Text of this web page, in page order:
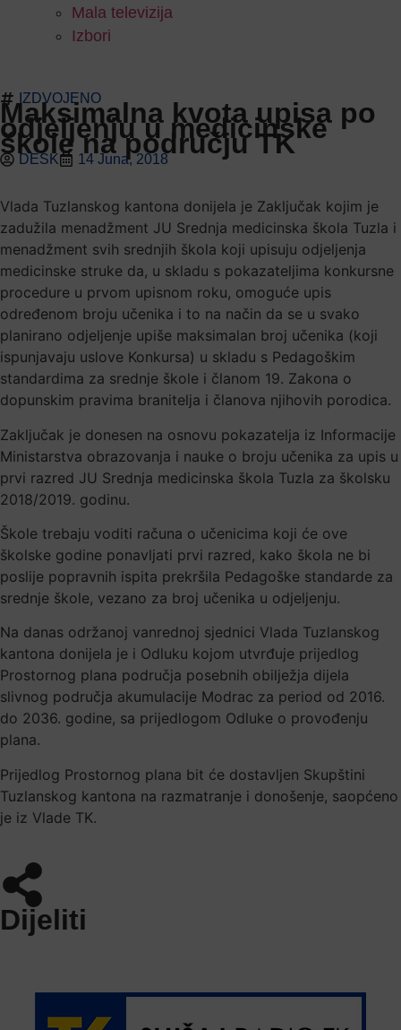
Mala televizija
Izbori
IZDVOJENO
Maksimalna kvota upisa po
odjeljenju u medicinske
škole na području TK
DESK 14 Juna, 2018
Vlada Tuzlanskog kantona donijela je Zaključak kojim je
zadužila menadžment JU Srednja medicinska škola Tuzla i
menadžment svih srednjih škola koji upisuju odjeljenja
medicinske struke da, u skladu s pokazateljima konkursne
procedure u prvom upisnom roku, omoguće upis
određenom broju učenika i to na način da se u svako
planirano odjeljenje upiše maksimalan broj učenika (koji
ispunjavaju uslove Konkursa) u skladu s Pedagoškim
standardima za srednje škole i članom 19. Zakona o
dopunskim pravima branitelja i članova njihovih porodica.
Zaključak je donesen na osnovu pokazatelja iz Informacije
Ministarstva obrazovanja i nauke o broju učenika za upis u
prvi razred JU Srednja medicinska škola Tuzla za školsku
2018/2019. godinu.
Škole trebaju voditi računa o učenicima koji će ove
školske godine ponavljati prvi razred, kako škola ne bi
poslije popravnih ispita prekršila Pedagoške standarde za
srednje škole, vezano za broj učenika u odjeljenju.
Na danas održanoj vanrednoj sjednici Vlada Tuzlanskog
kantona donijela je i Odluku kojom utvrđuje prijedlog
Prostornog plana područja posebnih obilježja dijela
slivnog područja akumulacije Modrac za period od 2016.
do 2036. godine, sa prijedlogom Odluke o provođenju
plana.
Prijedlog Prostornog plana bit će dostavljen Skupštini
Tuzlanskog kantona na razmatranje i donošenje, saopćeno
je iz Vlade TK.
Dijeliti